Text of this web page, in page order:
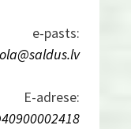
e-pasts:
E-adrese: